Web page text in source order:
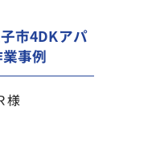
市4DKアパ
事例
様